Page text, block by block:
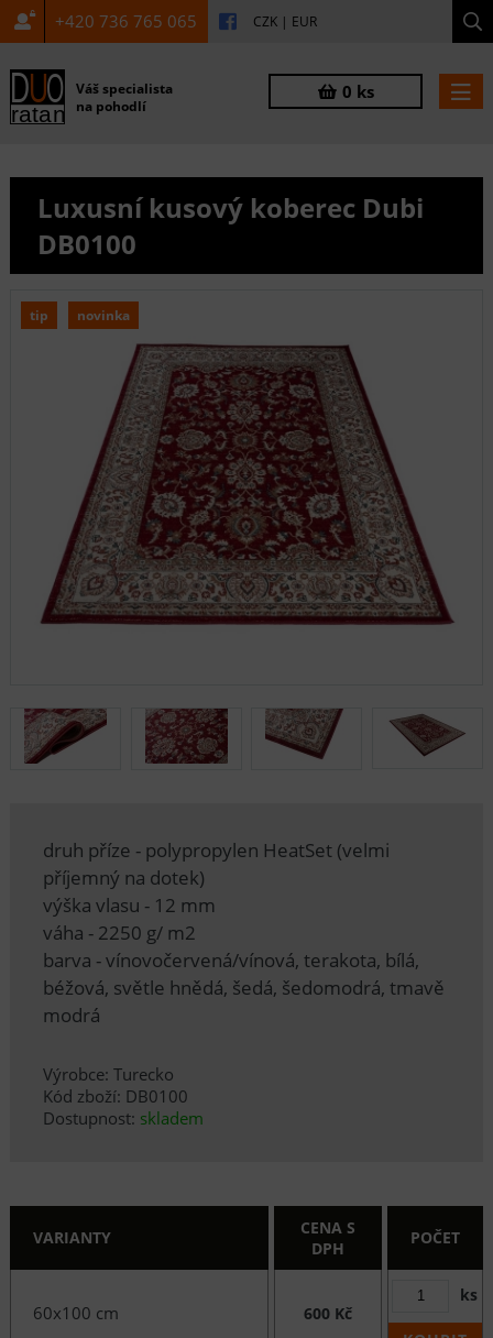
+420 736 765 065 CZK | EUR
Váš specialista
na pohodlí
0 ks
Luxusní kusový koberec Dubi
DB0100
tip novinka
druh příze - polypropylen HeatSet (velmi
příjemný na dotek)
výška vlasu - 12 mm
váha - 2250 g/ m2
barva - vínovočervená/vínová, terakota, bílá,
béžová, světle hnědá, šedá, šedomodrá, tmavě
modrá
Výrobce: Turecko
Kód zboží: DB0100
Dostupnost: skladem
VARIANTY
CENA S
DPH
POČET
60x100 cm 600 Kč
ks